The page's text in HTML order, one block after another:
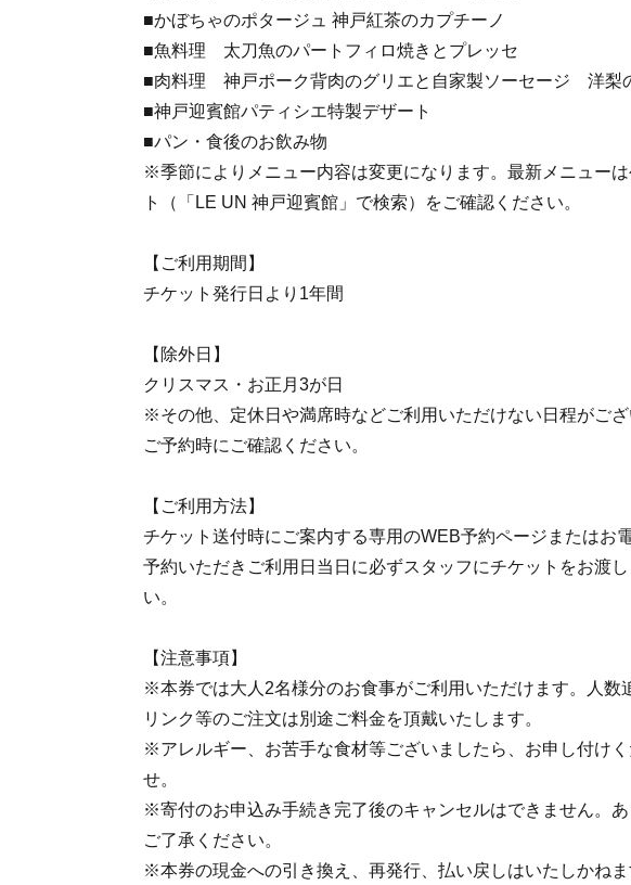
■かぼちゃのポタージュ 神戸紅茶のカプチーノ
■魚料理 太刀魚のパートフィロ焼きとプレッセ
■肉料理 神戸ポーク背肉のグリエと自家製ソーセージ 洋梨
■神戸迎賓館パティシエ特製デザート
■パン・食後のお飲み物
※季節によりメニュー内容は変更になります。最新メニューは
ト（「LE UN 神戸迎賓館」で検索）をご確認ください。
【ご利用期間】
チケット発行日より1年間
【除外日】
クリスマス・お正月3が日
※その他、定休日や満席時などご利用いただけない日程がござ
ご予約時にご確認ください。
【ご利用方法】
チケット送付時にご案内する専用のWEB予約ページまたはお
予約いただきご利用日当日に必ずスタッフにチケットをお渡し
い。
【注意事項】
※本券では大人2名様分のお食事がご利用いただけます。人数
リンク等のご注文は別途ご料金を頂戴いたします。
※アレルギー、お苦手な食材等ございましたら、お申し付けく
せ。
※寄付のお申込み手続き完了後のキャンセルはできません。
ご了承ください。
※本券の現金への引き換え、再発行、払い戻しはいたしかねま